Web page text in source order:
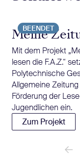
BEENDET
Meine
Mit dem Projekt
lesen die F.A.Z.“
Polytechnische
Allgemeine
Förderung der
Jugendlichen ein.
Zum Projekt